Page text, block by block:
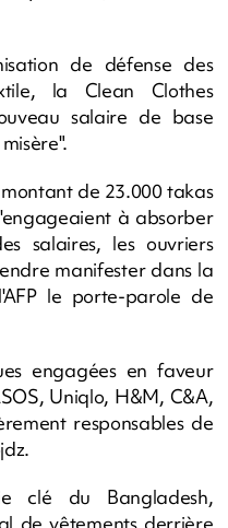
de défense des
la Clean Clothes
salaire de base
de 23.000 takas
à absorber
salaires, les ouvriers
manifester dans la
le porte-parole de
engagées en faveur
Uniqlo, H&M, C&A,
responsables de
clé du Bangladesh,